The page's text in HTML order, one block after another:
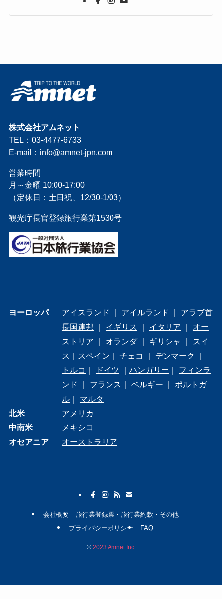
株式会社アムネット
TEL：03-4477-6733
E-mail： info@amnet-jpn.com
営業時間
月～金曜 10:00-17:00
（定休日：土日祝、12/30-1/03）
観光庁長官登録旅行業第1530号
ヨーロッパ アイスランド ｜ アイルランド ｜ アラブ首
長国連邦 ｜ イギリス ｜ イタリア ｜ オー
ストリア ｜ オランダ｜ ギリシャ ｜
スイ
ス ｜ スペイン ｜ チェコ ｜ デンマーク
｜
トルコ ｜ ドイツ ｜ ハンガリー ｜ フィンラ
ンド
｜ フランス ｜ ベルギー ｜ ポルトガ
ル｜ マルタ
北米
アメリカ
中南米
メキシコ
オセアニア
オーストラリア
会社概要
旅行業登録票・旅行業約款・その他
プライバシーポリシー
FAQ
© 2023 Amnet Inc.